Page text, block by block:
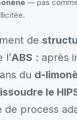
— pas
de
l’ABS : après
du d-
le
de process